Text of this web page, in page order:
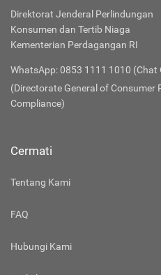
Direktorat Jenderal Perlindungan
Konsumen dan Tertib Niaga
Kementerian Perdagangan RI
WhatsApp: 0853 1111 1010 (Chat
(Directorate General of Consumer
Compliance)
Cermati
Tentang Kami
FAQ
Hubungi Kami